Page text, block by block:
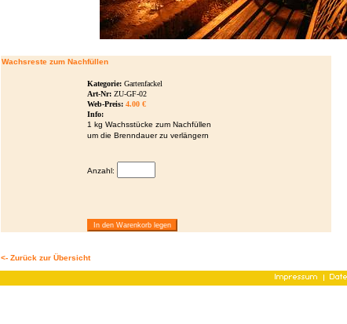
Wachsreste zum Nachfüllen
Kategorie: Gartenfackel
Art-Nr: ZU-GF-02
Web-Preis: 4.00 €
Info:
1 kg Wachsstücke zum Nachfüllen
um die Brenndauer zu verlängern
Anzahl:
<- Zurück zur Übersicht